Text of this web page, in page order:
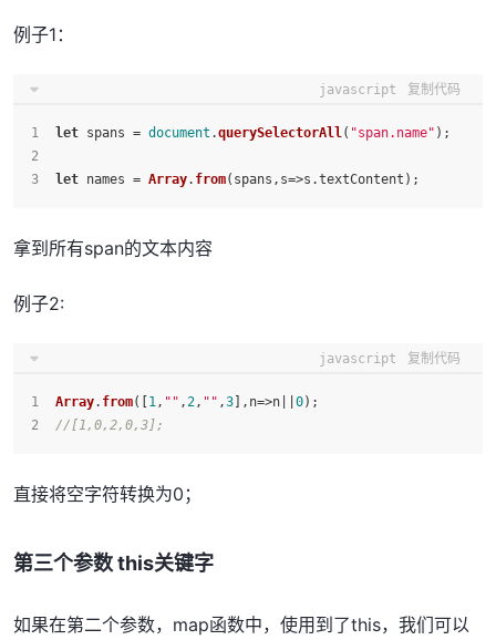
例子1：
javascript 复制代码
let spans = document .querySelectorAll( "span.name" );
let names = Array. from(spans, s=>s.textContent );
拿到所有span的文本内容
例子2:
javascript 复制代码
Array. from([ 1, "" ,2, "" ,3 ], n=>n|| 0);
//[1,0,2,0,3];
直接将空字符转换为0；
第三个参数 this关键字
如果在第二个参数，map函数中，使用到了this，我们可以